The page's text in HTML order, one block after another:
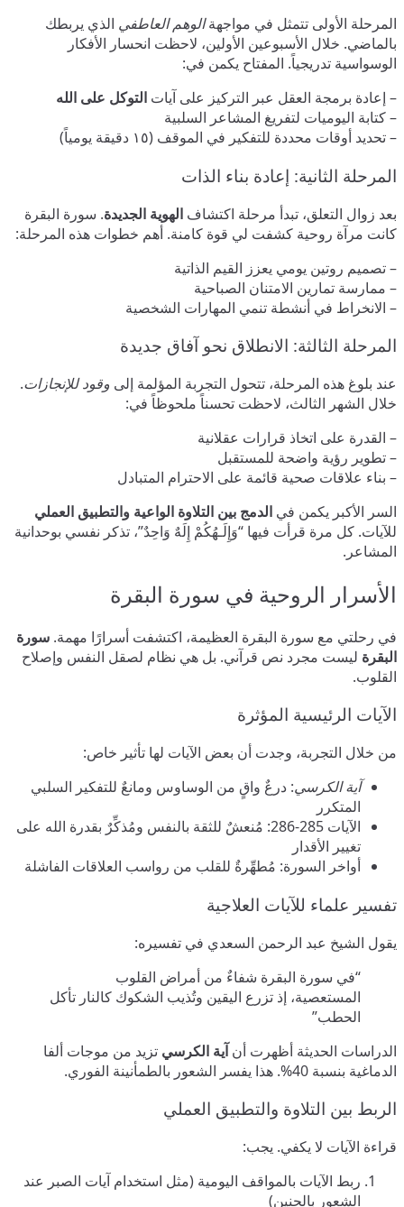
المرحلة الأولى تتمثل في مواجهةالوهم العاطفي الذي يربطك
بالماضي. خلال الأسبوعين الأولين، لاحظت انحسار الأفكار
الوسواسية تدريجياً. المفتاح يكمن في:
– إعادة برمجة العقل عبر التركيز على آيات التوكل على الله
– كتابة اليوميات لتفريغ المشاعر السلبية
– تحديد أوقات محددة للتفكير في الموقف (١٥ دقيقة يومياً)
المرحلة الثانية: إعادة بناء الذات
بعد زوال التعلق، تبدأ مرحلة اكتشاف الهوية الجديدة. سورة البقرة
كانت مرآة روحية كشفت لي قوة كامنة. أهم خطوات هذه المرحلة:
– تصميم روتين يومي يعزز القيم الذاتية
– ممارسة تمارين الامتنان الصباحية
– الانخراط في أنشطة تنمي المهارات الشخصية
المرحلة الثالثة: الانطلاق نحو آفاق جديدة
عند بلوغ هذه المرحلة، تتحول التجربة المؤلمة إلى وقود للإنجازات.
خلال الشهر الثالث، لاحظت تحسناً ملحوظاً في:
– القدرة على اتخاذ قرارات عقلانية
– تطوير رؤية واضحة للمستقبل
– بناء علاقات صحية قائمة على الاحترام المتبادل
السر الأكبر يكمن في الدمج بين التلاوة الواعية والتطبيق العملي
للآيات. كل مرة قرأت فيها “وَإِلَـهُكُمْ إِلَهٌ وَاحِدٌ”، تذكر نفسي بوحدانية
المشاعر.
الأسرار الروحية في سورة البقرة
في رحلتي مع سورة البقرة العظيمة، اكتشفت أسرارًا مهمة. سورة
البقرة ليست مجرد نص قرآني. بل هي نظام لصقل النفس وإصلاح
القلوب.
الآيات الرئيسية المؤثرة
من خلال التجربة، وجدت أن بعض الآيات لها تأثير خاص:
آية الكرسي: درعٌ واقٍ من الوساوس ومانعٌ للتفكير السلبي
المتكرر
الآيات 285-286: مُنعشٌ للثقة بالنفس ومُذكِّرٌ بقدرة الله على
تغيير الأقدار
أواخر السورة: مُطهِّرةٌ للقلب من رواسب العلاقات الفاشلة
تفسير علماء للآيات العلاجية
يقول الشيخ عبد الرحمن السعدي في تفسيره:
“في سورة البقرة شفاءٌ من أمراض القلوب
المستعصية، إذ تزرع اليقين وتُذيب الشكوك كالنار تأكل
الحطب”
الدراسات الحديثة أظهرت أنآية الكرسي تزيد من موجات ألفا
الدماغية بنسبة 40%. هذا يفسر الشعور بالطمأنينة الفوري.
الربط بين التلاوة والتطبيق العملي
قراءة الآيات لا يكفي. يجب:
ربط الآيات بالمواقف اليومية (مثل استخدام آيات الصبر عند
الشعور بالحنين)